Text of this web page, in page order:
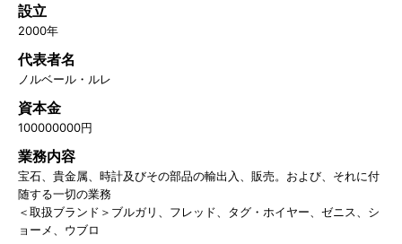
設立
2000年
代表者名
ノルベール・ルレ
資本金
100000000円
業務内容
宝石、貴金属、時計及びその部品の輸出入、販売。および、それに付
随する一切の業務
＜取扱ブランド＞ブルガリ、フレッド、タグ・ホイヤー、ゼニス、シ
ョーメ、ウブロ